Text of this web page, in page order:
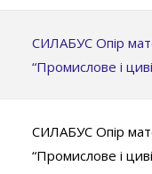
СИЛАБУС Опір
“Промислове і
СИЛАБУС Опір
“Промислове і